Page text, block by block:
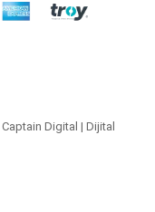
Captain Digital | Dijital